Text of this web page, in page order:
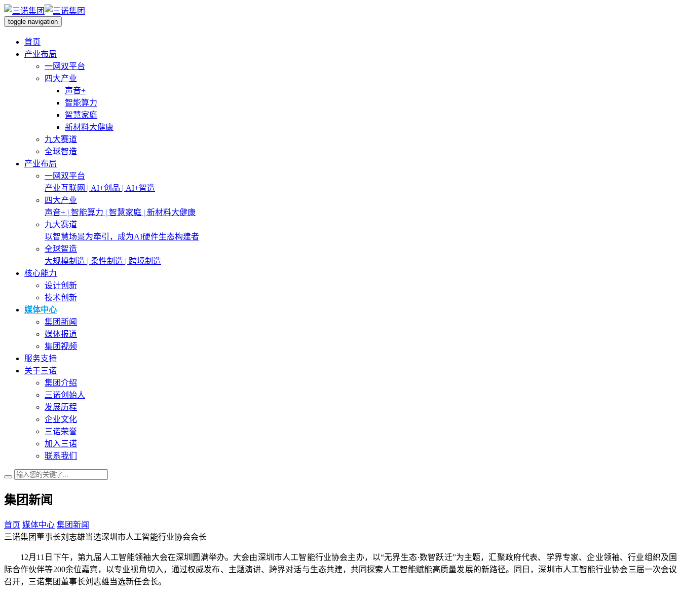
toggle navigation
首页
产业布局
一网双平台
四大产业
声音+
智能算力
智慧家庭
新材料大健康
九大赛道
全球智造
产业布局
一网双平台
产业互联网 | AI+创品 | AI+智造
四大产业
声音+ | 智能算力 | 智慧家庭 | 新材料大健康
九大赛道
以智慧场景为牵引，成为AI硬件生态构建者
全球智造
大规模制造 | 柔性制造 | 跨境制造
核心能力
设计创新
技术创新
媒体中心
集团新闻
媒体报道
集团视频
服务支持
关于三诺
集团介绍
三诺创始人
发展历程
企业文化
三诺荣誉
加入三诺
联系我们
集团新闻
首页 媒体中心 集团新闻
三诺集团董事长刘志雄当选深圳市人工智能行业协会会长
12月11日下午，第九届人工智能领袖大会在深圳圆满举办。大会由深圳市人工智能行业协会主办，以“无界生态·数智跃迁”为主题，汇聚政府代表、学界专家、企业领袖、行业组织及国
际合作伙伴等200余位嘉宾，以专业视角切入，通过权威发布、主题演讲、跨界对话与生态共建，共同探索人工智能赋能高质量发展的新路径。同日，深圳市人工智能行业协会三届一次会议
召开，三诺集团董事长刘志雄当选新任会长。